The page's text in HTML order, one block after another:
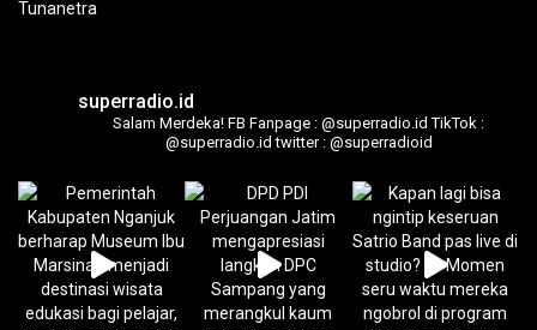
superradio.id
Salam Merdeka! FB Fanpage : @superradio.id TikTok :
@superradio.id twitter : @superradioid